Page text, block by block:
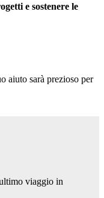
e sostenere le
aiuto sarà prezioso per
viaggio in